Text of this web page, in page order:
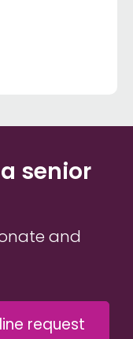
négatif le
sont acquittés
senior
and
request